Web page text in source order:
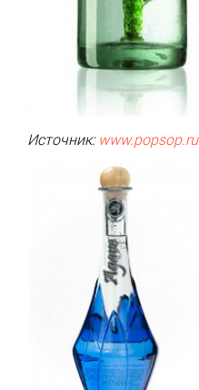
Источник:www.popsop.ru